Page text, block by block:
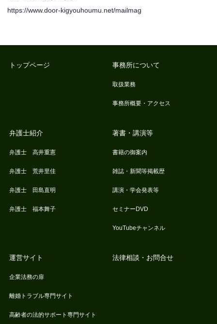
https://www.door-kigyouhoumu.net/mailmag
トップページ 事務所について
取扱業務
事務所概要・アクセス
弁護士紹介
弁護士 高井重憲
弁護士 荒井里佳
弁護士 田島直明
弁護士 福本舞子
著書・講演等
書籍の御案内
雑誌・新聞等掲載歴
講演・学会発表等
セミナーDVD
YouTubeチャンネル
運営サイト
企業法務の扉
離婚トラブル専門サイト
高齢者の法的サポート専門サイト
法律相談・お問合せ